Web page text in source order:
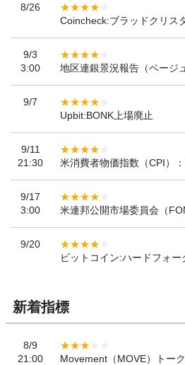
8/26
Coincheck:ブラッドクリス
9/3
3:00
地区連銀景況報告（ベージ
9/7
Upbit:BONK上場廃止
9/11
21:30
米消費者物価指数（CPI）
9/17
3:00
米連邦公開市場委員会（
9/20
ビットコイン:ハードフォ
新着指標
8/9
21:00
Movement（MOVE）トー